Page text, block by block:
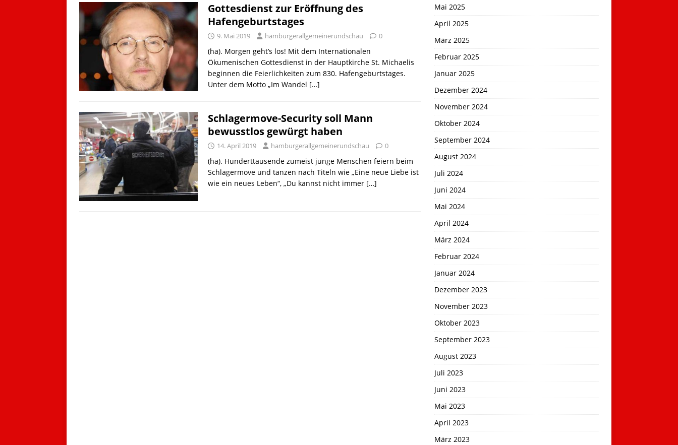
Gottesdienst zur Eröffnung des
Hafengeburtstages
9. Mai 2019 hamburgerallgemeinerundschau 0
(ha). Morgen geht’s los! Mit dem Internationalen
Ökumenischen Gottesdienst in der Hauptkirche St. Michaelis
beginnen die Feierlichkeiten zum 830. Hafengeburtstages.
Unter dem Motto „Im Wandel […]
Schlagermove-Security soll Mann
bewusstlos gewürgt haben
14. April 2019 hamburgerallgemeinerundschau 0
(ha). Hunderttausende zumeist junge Menschen feiern beim
Schlagermove und tanzen nach Titeln wie „Eine neue Liebe ist
wie ein neues Leben“, „Du kannst nicht immer […]
Mai 2025
April 2025
März 2025
Februar 2025
Januar 2025
Dezember 2024
November 2024
Oktober 2024
September 2024
August 2024
Juli 2024
Juni 2024
Mai 2024
April 2024
März 2024
Februar 2024
Januar 2024
Dezember 2023
November 2023
Oktober 2023
September 2023
August 2023
Juli 2023
Juni 2023
Mai 2023
April 2023
März 2023